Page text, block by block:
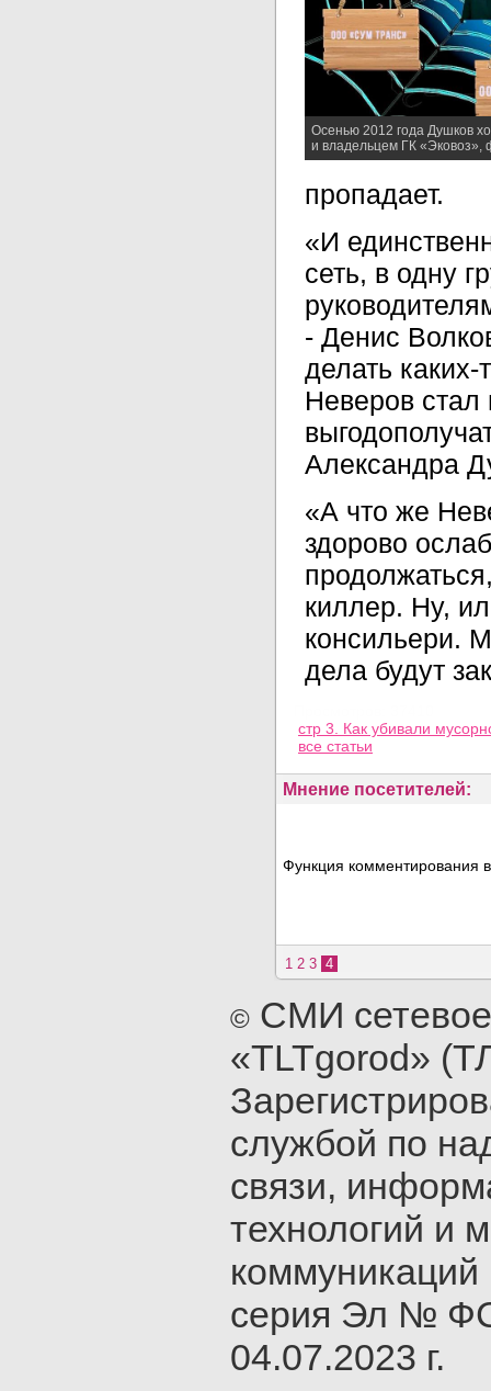
Осенью 2012 года Душков
и владельцем ГК «Эковоз»,
пропадает.
«И
сеть, в одну
- Денис
делать
Неверов
Александра
«А что же
здорово
киллер. Ну,
консильери.
дела будут
стр 3. Как убивали
все статьи
Мнение посетителей:
Функция комментирования
1 2 3 4
© СМИ
«TLTgorod»
службой по
связи,
технологий и
серия Эл №
04.07.2023 г.